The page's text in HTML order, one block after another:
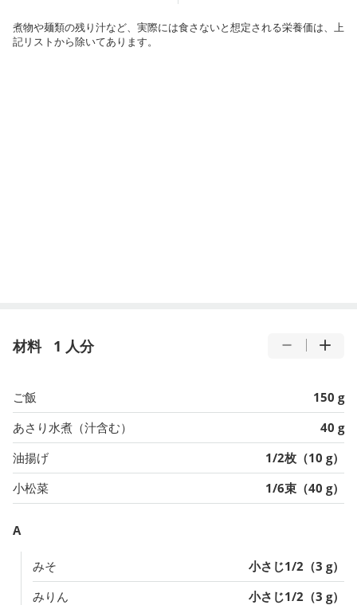
煮物や麺類の残り汁など、実際には食さないと想定される栄養価は、上
記リストから除いてあります。
材料 1 人分
ご飯
150 g
あさり水煮（汁含む）
40 g
油揚げ
1/2枚（10 g）
小松菜
1/6束（40 g）
A
みそ
小さじ1/2（3 g）
みりん
小さじ1/2（3 g）